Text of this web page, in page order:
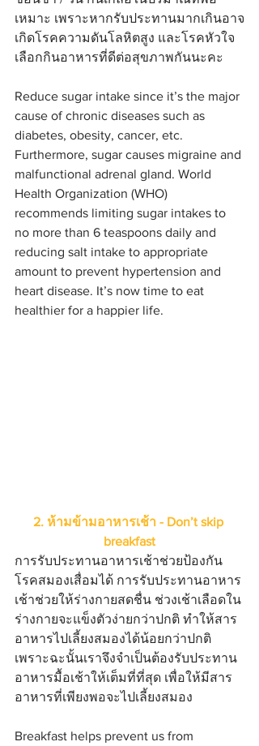
เหมาะ เพราะหากรับประทานมากเกินอาจ
เกิดโรคความดันโลหิตสูง และโรคหัวใจ
เลือกกินอาหารที่ดีต่อสุขภาพกันนะคะ
Reduce sugar intake since it’s the major
cause of chronic diseases such as
diabetes, obesity, cancer, etc.
Furthermore, sugar causes migraine and
malfunctional adrenal gland. World
Health Organization (WHO)
recommends limiting sugar intakes to
no more than 6 teaspoons daily and
reducing salt intake to appropriate
amount to prevent hypertension and
heart disease. It’s now time to eat
healthier for a happier life.
2. ห้ามข้ามอาหารเช้า - Don’t skip
breakfast
การรับประทานอาหารเช้าช่วยป้องกัน
โรคสมองเสื่อมได้ การรับประทานอาหาร
เช้าช่วยให้ร่างกายสดชื่น ช่วงเช้าเลือดใน
ร่างกายจะแข็งตัวง่ายกว่าปกติ ทำให้สาร
อาหารไปเลี้ยงสมองได้น้อยกว่าปกติ
เพราะฉะนั้นเราจึงจำเป็นต้องรับประทาน
อาหารมื้อเช้าให้เต็มที่ที่สุด เพื่อให้มีสาร
อาหารที่เพียงพอจะไปเลี้ยงสมอง
Breakfast helps prevent us from